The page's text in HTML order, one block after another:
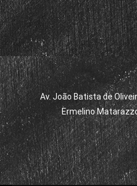
Av. João Batista de
Ermelino